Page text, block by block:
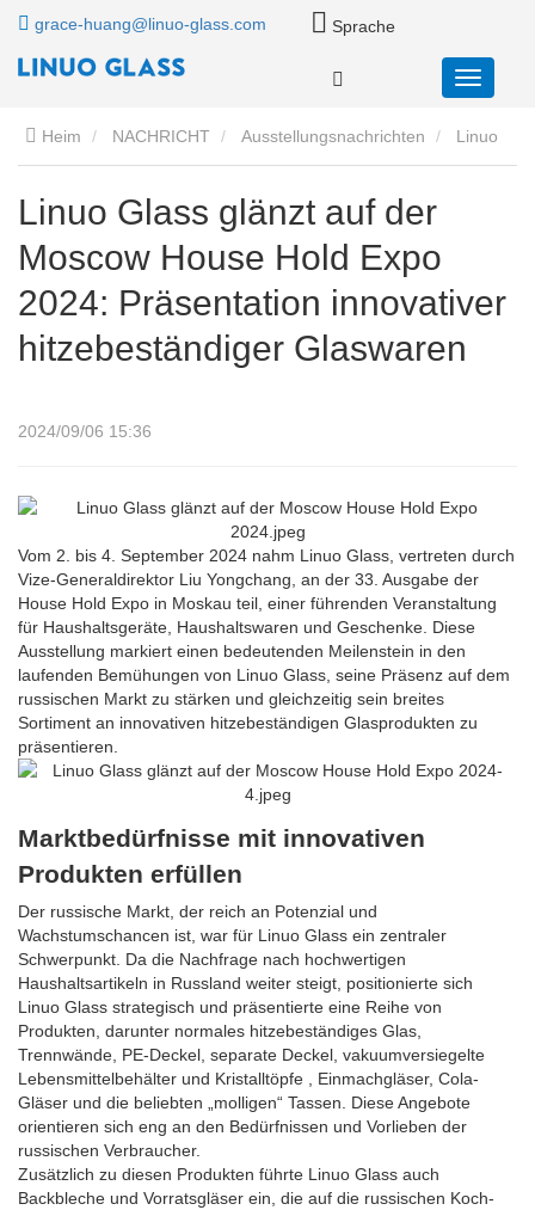
grace-huang@linuo-glass.com Sprache
Heim NACHRICHT Ausstellungsnachrichten
Präsentation innovativer hitzebeständiger Glaswaren
Linuo Glass glänzt auf der
Moscow House Hold Expo
2024: Präsentation innovativer
hitzebeständiger Glaswaren
2024/09/06 15:36
Vom 2. bis 4. September 2024 nahm Linuo Glass, vertreten durch
Vize-Generaldirektor Liu Yongchang, an der 33. Ausgabe der
House Hold Expo in Moskau teil, einer führenden Veranstaltung
für Haushaltsgeräte, Haushaltswaren und Geschenke. Diese
Ausstellung markiert einen bedeutenden Meilenstein in den
laufenden Bemühungen von Linuo Glass, seine Präsenz auf dem
russischen Markt zu stärken und gleichzeitig sein breites
Sortiment an innovativen hitzebeständigen Glasprodukten zu
präsentieren.
Marktbedürfnisse mit innovativen
Produkten erfüllen
Der russische Markt, der reich an Potenzial und
Wachstumschancen ist, war für Linuo Glass ein zentraler
Schwerpunkt. Da die Nachfrage nach hochwertigen
Haushaltsartikeln in Russland weiter steigt, positionierte sich
Linuo Glass strategisch und präsentierte eine Reihe von
Produkten, darunter normales hitzebeständiges Glas,
Trennwände, PE-Deckel, separate Deckel, vakuumversiegelte
Lebensmittelbehälter und Kristalltöpfe , Einmachgläser, Cola-
Gläser und die beliebten „molligen“ Tassen. Diese Angebote
orientieren sich eng an den Bedürfnissen und Vorlieben der
russischen Verbraucher.
Zusätzlich zu diesen Produkten führte Linuo Glass auch
Backbleche und Vorratsgläser ein, die auf die russischen Koch-